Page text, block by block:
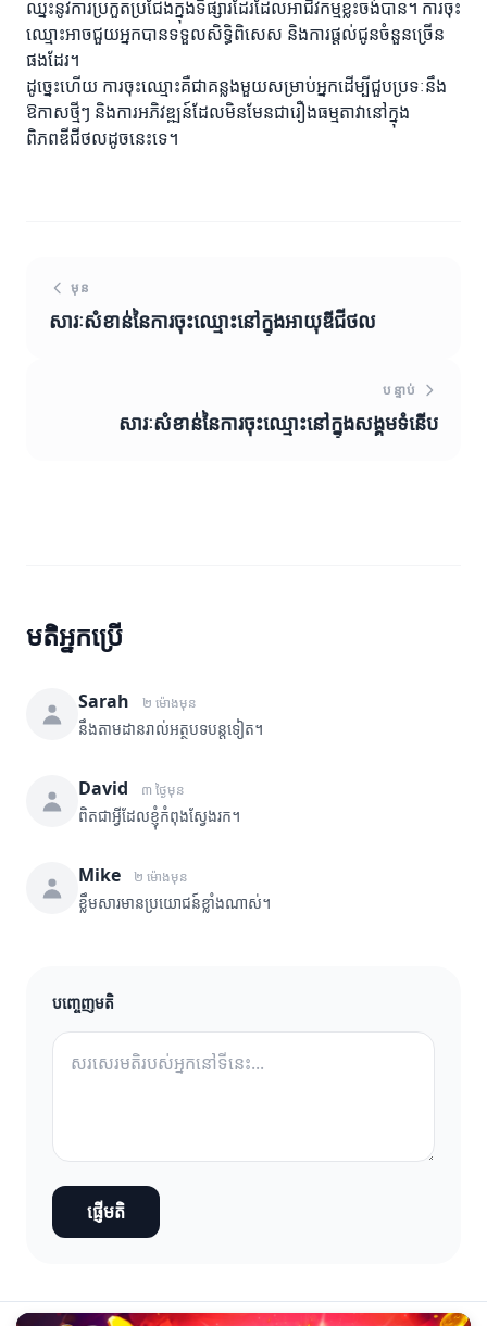
ឈ្នះនូវការប្រកួតប្រជែងក្នុងទីផ្សារដែរដែលអាជីវកម្មខ្លះចង់បាន។ ការចុះ
ឈ្មោះអាចជួយអ្នកបានទទួលសិទ្ធិពិសេស និងការផ្តល់ជូនចំនួនច្រើន
ផងដែរ។
ដូច្នេះហើយ ការចុះឈ្មោះគឺជាគន្លងមួយសម្រាប់អ្នកដើម្បីជួបប្រទៈនឹង
ឱកាសថ្មីៗ និងការអភិវឌ្ឍន៍ដែលមិនមែនជារឿងធម្មតាវានៅក្នុង
ពិភពឌីជីថលដូចនេះទេ។
មុន
សារៈសំខាន់នៃការចុះឈ្មោះនៅក្នុងអាយុឌីជីថល
បន្ទាប់
សារៈសំខាន់នៃការចុះឈ្មោះនៅក្នុងសង្គមទំនើប
មតិអ្នកប្រើ
Sarah ២ ម៉ោងមុន
នឹងតាមដានរាល់អត្ថបទបន្តទៀត។
David ៣ ថ្ងៃមុន
ពិតជាអ្វីដែលខ្ញុំកំពុងស្វែងរក។
Mike ២ ម៉ោងមុន
ខ្លឹមសារមានប្រយោជន៍ខ្លាំងណាស់។
បញ្ចេញមតិ
ផ្ញើមតិ